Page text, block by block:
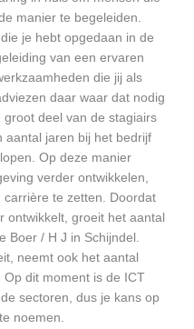
manier te begeleiden.
je hebt opgedaan in de
van een ervaren
die jij als
daar waar dat nodig
deel van de stagiairs
aantal jaren bij het bedrijf
Op deze manier
verder ontwikkelen,
te zetten. Doordat
ontwikkelt, groeit het aantal
Boer / H J in Schijndel.
neemt ook het aantal
dit moment is de ICT
sectoren, dus je kans op
noemen.